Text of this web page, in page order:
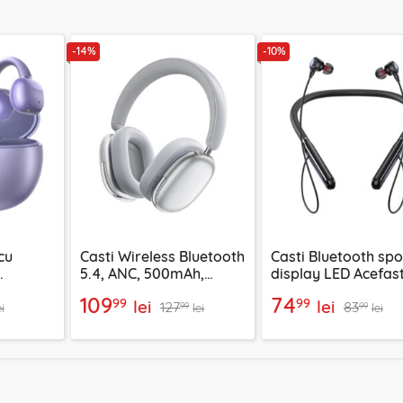
-14%
Casti Wireless Bluetooth
5.4, ANC, 500mAh,
10999 lei 12799 lei
-10%
Casti Bluetooth
display LED
7499 lei 8399 lei